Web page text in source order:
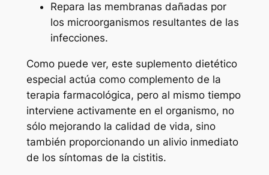
Repara las membranas dañadas por
los microorganismos resultantes de las
infecciones.
Como puede ver, este suplemento dietético
especial actúa como complemento de la
terapia farmacológica, pero al mismo tiempo
interviene activamente en el organismo, no
sólo mejorando la calidad de vida, sino
también proporcionando un alivio inmediato
de los síntomas de la cistitis.